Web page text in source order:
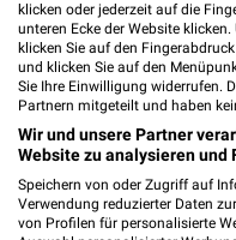
klicken oder jederzeit auf die
unteren Ecke der Website
klicken Sie auf den
und klicken Sie auf den
Sie Ihre Einwilligung widerrufen.
Partnern mitgeteilt und haben
Wir und unsere Partner
Website zu analysieren und
Speichern von oder Zugriff auf
Verwendung reduzierter Daten
von Profilen für personalisierte